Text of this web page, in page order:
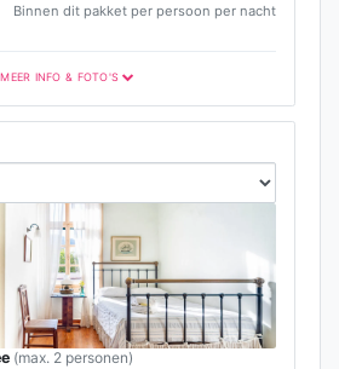
Binnen dit pakket per persoon per nacht
MEER INFO & FOTO'S
(max. 2 personen)